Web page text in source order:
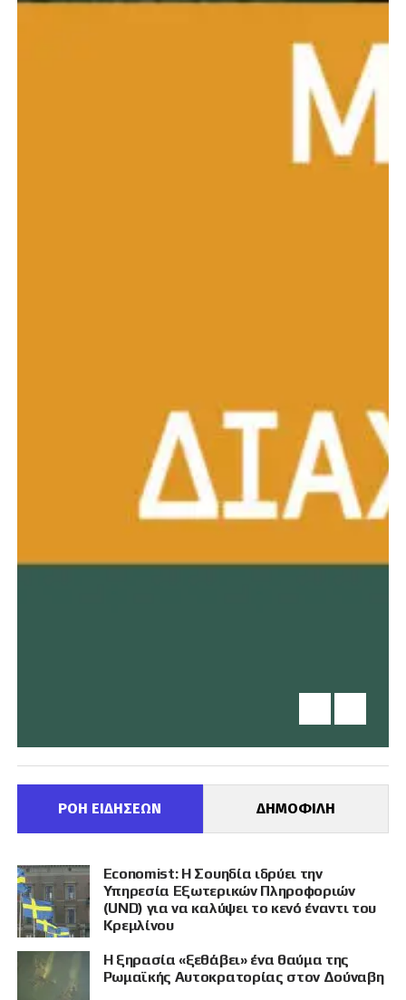
ΡΟΗ ΕΙΔΗΣΕΩΝ ΔΗΜΟΦΙΛΗ
Economist: Η Σουηδία ιδρύει την
Υπηρεσία Εξωτερικών Πληροφοριών
(UND) για να καλύψει το κενό έναντι του
Κρεμλίνου
Η ξηρασία «ξεθάβει» ένα θαύμα της
Ρωμαϊκής Αυτοκρατορίας στον Δούναβη